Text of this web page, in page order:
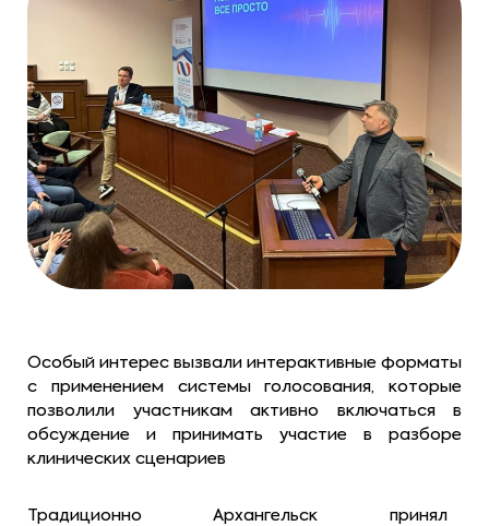
Особый интерес вызвали интерактивные форматы
с применением системы голосования, которые
позволили участникам активно включаться в
обсуждение и принимать участие в разборе
клинических сценариев
Традиционно Архангельск принял